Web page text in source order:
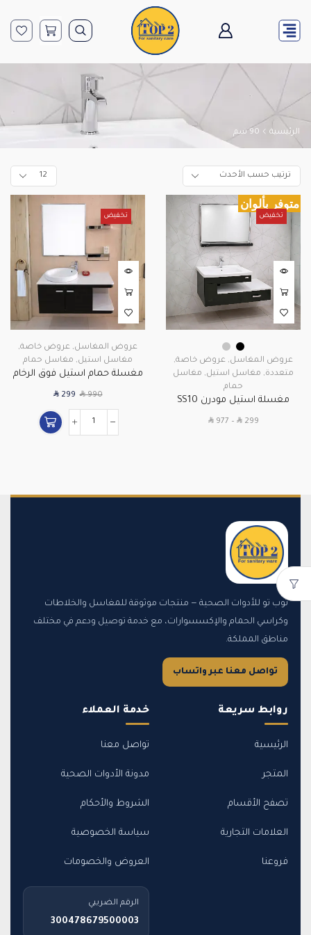
الرئيسية 90 سم
تخفيض
متوفر بألوان
عروض المغاسل, عروض خاصة,
متعددة, مغاسل استيل, مغاسل
حمام
مغسلة استيل مودرن SS10
SAR299
–
SAR977
تخفيض
عروض المغاسل, عروض خاصة,
مغاسل استيل, مغاسل حمام
مغسلة حمام استيل فوق الرخام
SAR990
SAR299
توب تو للأدوات الصحية — منتجات موثوقة للمغاسل والخلاطات
وكراسي الحمام والإكسسوارات، مع خدمة توصيل ودعم في مختلف
مناطق المملكة.
تواصل معنا عبر واتساب
روابط سريعة
الرئيسية
المتجر
تصفح الأقسام
العلامات التجارية
فروعنا
خدمة العملاء
تواصل معنا
مدونة الأدوات الصحية
الشروط والأحكام
سياسة الخصوصية
العروض والخصومات
الرقم الضريبي
300478679500003